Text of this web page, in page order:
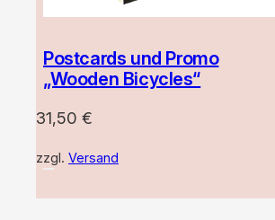
Postcards und Promo
„Wooden Bicycles“
31,50 €
zzgl. Versand